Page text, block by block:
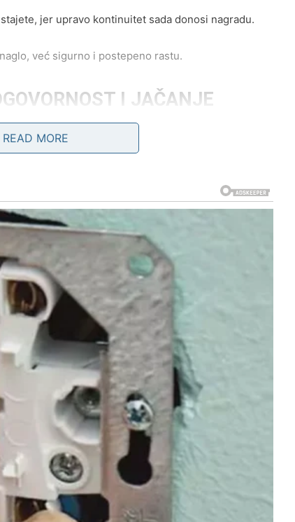
jer upravo kontinuitet sada donosi nagradu.
već sigurno i postepeno rastu.
I JAČANJE
poziciju koja vam donosi dugoročnu stabilnost.
već u strukture gdje vaša organizovanost dolazi do
reputacija značajno jača.
READ MORE